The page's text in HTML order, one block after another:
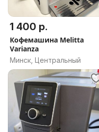
1 400 р.
Кофемашина Melitta
Varianza
Минск, Центральный